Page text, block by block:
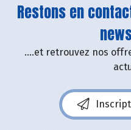
Restons en
....et retrouvez nos